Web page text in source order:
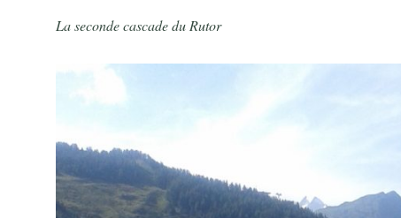
La seconde cascade du Rutor